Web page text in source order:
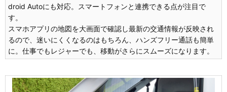
droid Autoにも対応。スマートフォンと連携できる点が注目で
す。
スマホアプリの地図を大画面で確認し最新の交通情報が反映され
るので、迷いにくくなるのはもちろん、ハンズフリー通話も簡単
に。仕事でもレジャーでも、移動がさらにスムーズになります。